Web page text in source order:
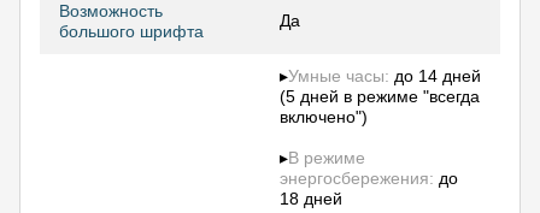
Возможность
большого шрифта
Да
▸Умные часы: до 14 дней
(5 дней в режиме "всегда
включено")
▸В режиме
энергосбережения: до
18 дней